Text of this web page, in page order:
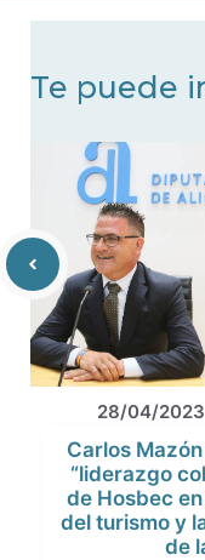
Te puede
28/04/2023
Carlos
“liderazgo
de Hosbec
del turismo y
de